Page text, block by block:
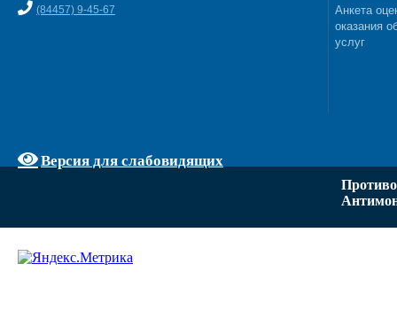
(84457) 9-45-67
Версия для слабовидящих
Анкета
оказания
услуг